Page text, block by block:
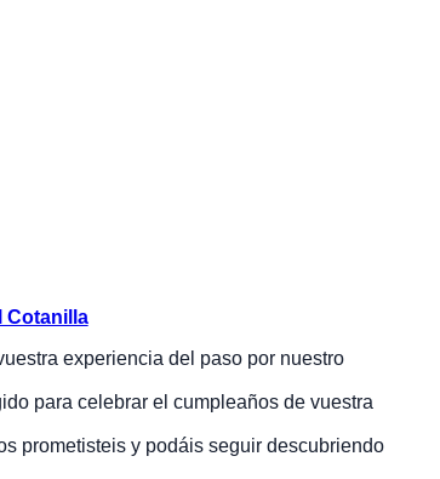
Cotanilla
experiencia del paso por nuestro
para celebrar el cumpleaños de vuestra
prometisteis y podáis seguir descubriendo